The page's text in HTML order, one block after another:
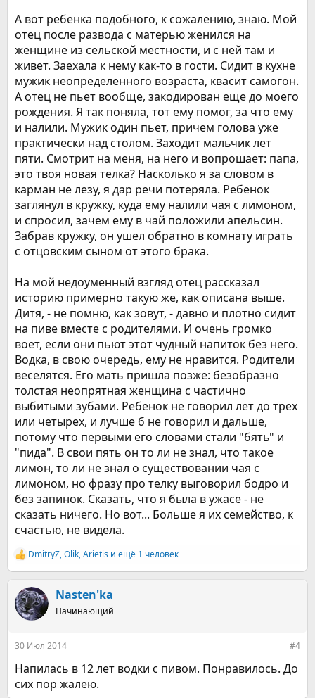
Это может показаться
невероятным, но родители
мальчика и родственники с
юмором относятся к тому, что
Ченг пристрастился к алкоголю.
Все началось с того, что отец
дал мальчику каплю вина,
надеясь таким образом
прекратить плач. По
свидетельству очевидцев, в
свои два года мальчик может
выпить целую бутылку пива без
каких-либо заметных
эффектов.
"Сейчас вся наша семья не
сомневается, что когда этот
ребенок вырастет, он сможет
пить очень много", - сказала его
тетя Цай Дэн.
Всякий раз, когда родители
вынимают бутылку алкоголя из
рук Ченга, он требует, чтобы
ему налили еще. Отец и мать
мальчика, опасаясь правовых
последствий сомнительного
воспитания, пытались даже
заставить сына поменять
спиртное на молоко, сок или
другие напитки, однако данная
попытка не увенчалась
успехом.
А вот ребенка подобного, к сожалению, знаю. Мой
отец после развода с матерью женился на
женщине из сельской местности, и с ней там и
живет. Заехала к нему как-то в гости. Сидит в кухне
мужик неопределенного возраста, квасит самогон.
А отец не пьет вообще, закодирован еще до моего
рождения. Я так поняла, тот ему помог, за что ему
и налили. Мужик один пьет, причем голова уже
практически над столом. Заходит мальчик лет
пяти. Смотрит на меня, на него и вопрошает: папа,
это твоя новая телка? Насколько я за словом в
карман не лезу, я дар речи потеряла. Ребенок
заглянул в кружку, куда ему налили чая с лимоном,
и спросил, зачем ему в чай положили апельсин.
Забрав кружку, он ушел обратно в комнату играть
с отцовским сыном от этого брака.
На мой недоуменный взгляд отец рассказал
историю примерно такую же, как описана выше.
Дитя, - не помню, как зовут, - давно и плотно сидит
на пиве вместе с родителями. И очень громко
воет, если они пьют этот чудный напиток без него.
Водка, в свою очередь, ему не нравится. Родители
веселятся. Его мать пришла позже: безобразно
толстая неопрятная женщина с частично
выбитыми зубами. Ребенок не говорил лет до трех
или четырех, и лучше б не говорил и дальше,
потому что первыми его словами стали "бять" и
"пида". В свои пять он то ли не знал, что такое
лимон, то ли не знал о существовании чая с
лимоном, но фразу про телку выговорил бодро и
без запинок. Сказать, что я была в ужасе - не
сказать ничего. Но вот... Больше я их семейство, к
счастью, не видела.
Р
е
к
ц
и
DmitryZ,Olik,Arietis и ещё 1 человек
Nasten'ka
Начинающий
30 Июл 2014 #4
Напилась в 12 лет водки с пивом. Понравилось. До
сих пор жалею.